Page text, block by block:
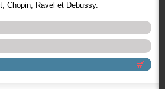
Chopin, Ravel et Debussy.